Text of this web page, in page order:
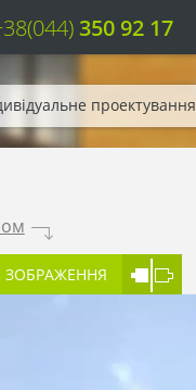
350 92 17
проектування
.
ЗОБРАЖЕННЯ